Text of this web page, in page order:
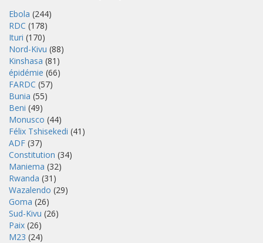
Ebola (244)
RDC (178)
Ituri (170)
Nord-Kivu (88)
Kinshasa (81)
épidémie (66)
FARDC (57)
Bunia (55)
Beni (49)
Monusco (44)
Félix Tshisekedi (41)
ADF (37)
Constitution (34)
Maniema (32)
Rwanda (31)
Wazalendo (29)
Goma (26)
Sud-Kivu (26)
Paix (26)
M23 (24)